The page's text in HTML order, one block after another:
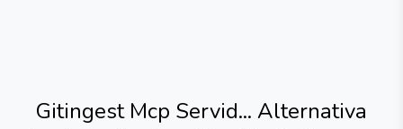
Gitingest Mcp Servid... Alternativa